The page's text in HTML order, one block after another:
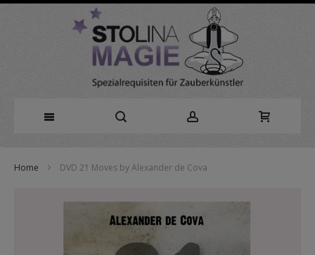
zumHome DVD 21 Moves by Alexander de Cova